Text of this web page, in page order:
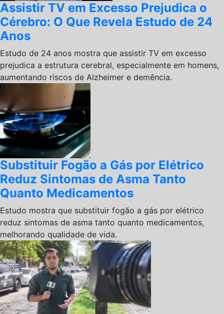
Assistir TV em Excesso Prejudica o
Cérebro: O Que Revela Estudo de 24
Anos
Estudo de 24 anos mostra que assistir TV em excesso
prejudica a estrutura cerebral, especialmente em homens,
aumentando riscos de Alzheimer e demência.
Substituir Fogão a Gás por Elétrico
Reduz Sintomas de Asma Tanto
Quanto Medicamentos
Estudo mostra que substituir fogão a gás por elétrico
reduz sintomas de asma tanto quanto medicamentos,
melhorando qualidade de vida.